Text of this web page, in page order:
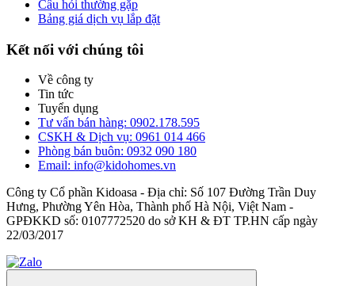
Câu hỏi thường gặp
Bảng giá dịch vụ lắp đặt
Kết nối với chúng tôi
Về công ty
Tin tức
Tuyển dụng
Tư vấn bán hàng: 0902.178.595
CSKH & Dịch vụ: 0961 014 466
Phòng bán buôn: 0932 090 180
Email: info@kidohomes.vn
Công ty Cổ phần Kidoasa - Địa chỉ: Số 107 Đường Trần Duy
Hưng, Phường Yên Hòa, Thành phố Hà Nội, Việt Nam -
GPĐKKD số: 0107772520 do sở KH & ĐT TP.HN cấp ngày
22/03/2017